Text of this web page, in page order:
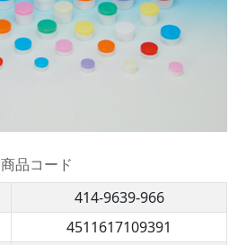
商品コード
414-9639-966
4511617109391